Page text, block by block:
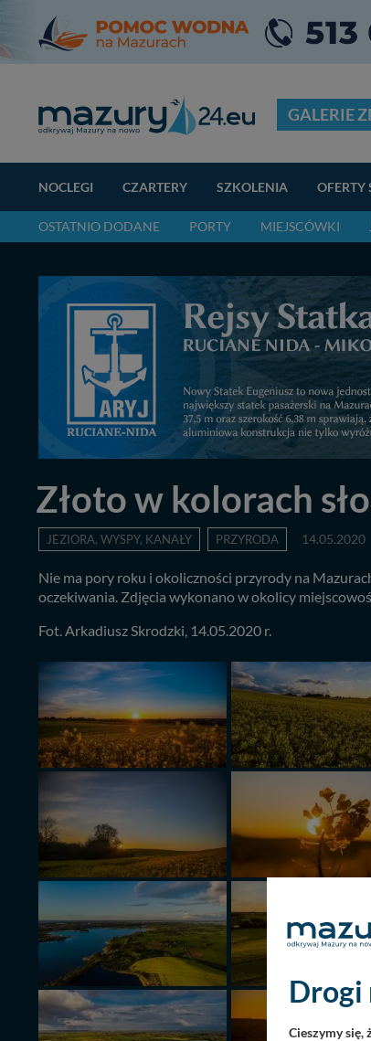
GALERIE
NOCLEGI CZARTERY SZKOLENIA OFERTY
OSTATNIO DODANE PORTY MIEJSCÓWKI
Złoto w kolorach
JEZIORA, WYSPY, KANAŁY PRZYRODA 14.05.2020
Nie ma pory roku i okoliczności przyrody na
oczekiwania. Zdjęcia wykonano w okolicy
Fot. Arkadiusz Skrodzki, 14.05.2020 r.
Drogi
Cieszymy